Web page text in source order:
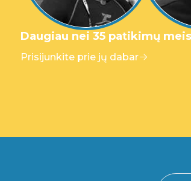
Daugiau nei 35 patikimų
Prisijunkite prie jų dabar